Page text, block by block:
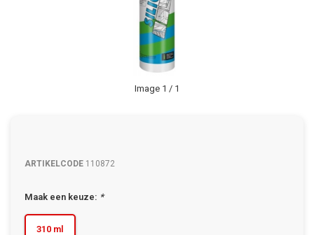
Image 1 / 1
ARTIKELCODE 110872
Maak een keuze: *
310 ml